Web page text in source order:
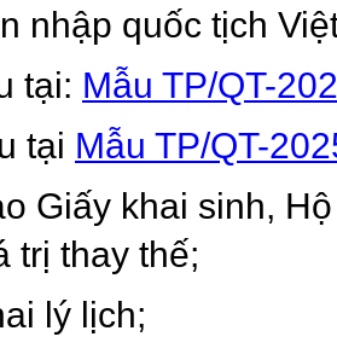
nhập quốc tịch
tại: Mẫu TP/QT-
tại Mẫu TP/QT-
Giấy khai sinh,
trị thay thế;
lý lịch;